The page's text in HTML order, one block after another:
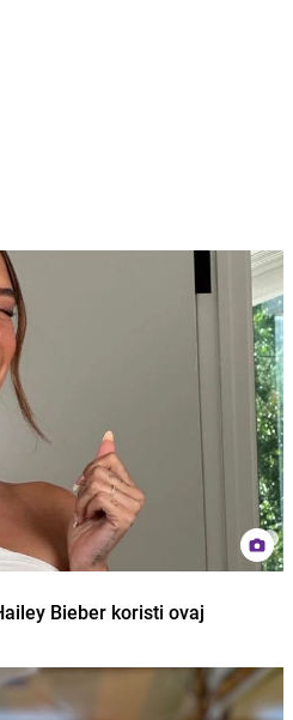
Bieber koristi ovaj